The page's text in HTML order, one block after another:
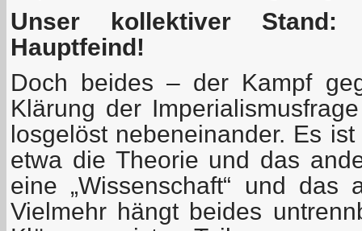
Unser kollektiver
Hauptfeind!
Doch beides – der Kampf
Klärung der
losgelöst nebeneinander. Es
etwa die Theorie und das
eine „Wissenschaft“ und das
Vielmehr hängt beides